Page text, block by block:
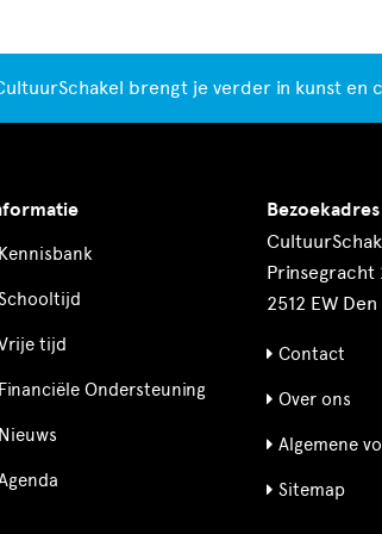
brengt je verder in kunst en
tijd
Ondersteuning
Bezoekadres
Prinsegracht
2512 EW Den
Contact
Over ons
Algemene
Sitemap